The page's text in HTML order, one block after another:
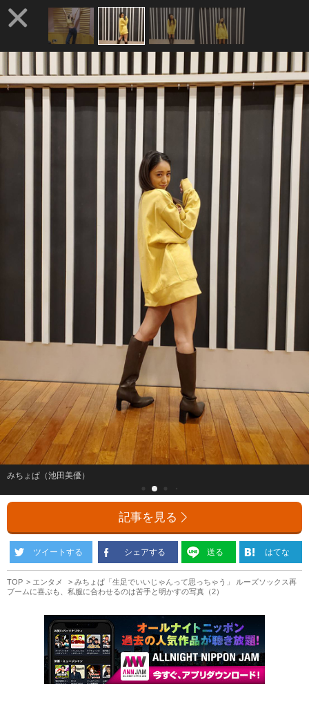
みちょぱ（池田美優）
記事を見る
ツイートする シェアする 送る はてな
TOP エンタメ
みちょぱ「生足でいいじゃんって思っちゃう」 ルーズソックス再
ブームに喜ぶも、私服に合わせるのは苦手と明かすの写真（2）